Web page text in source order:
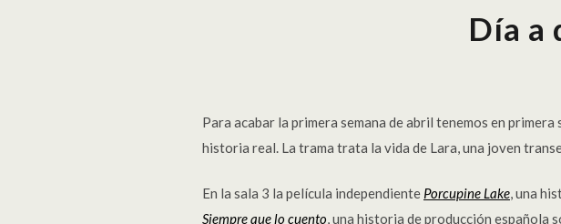
Día a
Para acabar la primera semana de abril tenemos en
historia real. La trama trata la vida de Lara, una joven
En la sala 3 la película independiente Porcupine Lake, una
Siempre que lo cuento, una historia de producción española